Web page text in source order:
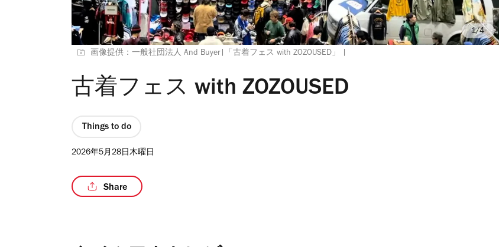
画像提供：一般社団法人 And Buyer|「古着フェス with ZOZOUSED」 |
/4
古着フェス with ZOZOUSED
Things to do
2026年5月28日木曜日
Share